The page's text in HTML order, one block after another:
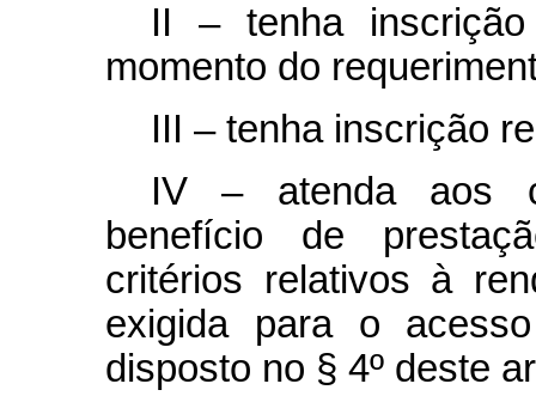
II – tenha
momento do
III – tenha inscrição
IV – atenda aos
benefício de
critérios relativos à
exigida para o
disposto no § 4º deste